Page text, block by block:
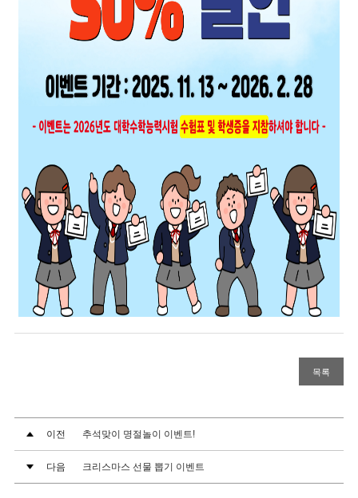
목록
이전 추석맞이 명절놀이 이벤트!
다음 크리스마스 선물 뽑기 이벤트